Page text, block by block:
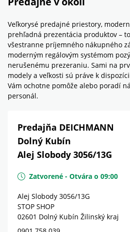
Veľkorysé predajné priestory,
prehľadná prezentácia produktov –
všestranne príjemného nákupného
moderným regálovým systémom
nerušenému prezeraniu. Sami na
modely a veľkosti sú práve k
Vám ochotne pomôže alebo poradí
personál.
Predajňa DEICHMANN
Dolný Kubín
Alej Slobody 3056/13G
Zatvorené - Otvára o 09:00
Alej Slobody 3056/13G
STOP SHOP
02601 Dolný Kubín Žilinský kraj